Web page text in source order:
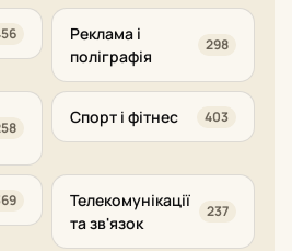
Реклама і
поліграфія
298
Спорт і фітнес 403
Телекомунікації
та зв'язок
237